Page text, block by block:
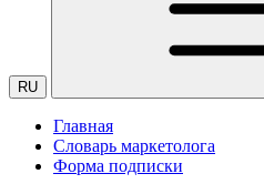
RU
Главная
Словарь маркетолога
Форма подписки